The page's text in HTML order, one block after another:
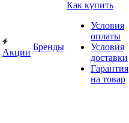
Акции
Бренды
Как купить
Условия
оплаты
Условия
доставки
Гарантия
на товар